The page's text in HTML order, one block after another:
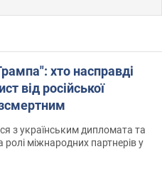
хто насправді
від російської
з українським дипломата та
міжнародних партнерів у